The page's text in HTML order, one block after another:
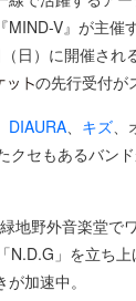
MIND-V』が主催
日）に開催され
の先行受付が
DIAURA、 キズ、
クセもあるバン
地野外音楽堂で
N.D.G」を立ち
加速中。